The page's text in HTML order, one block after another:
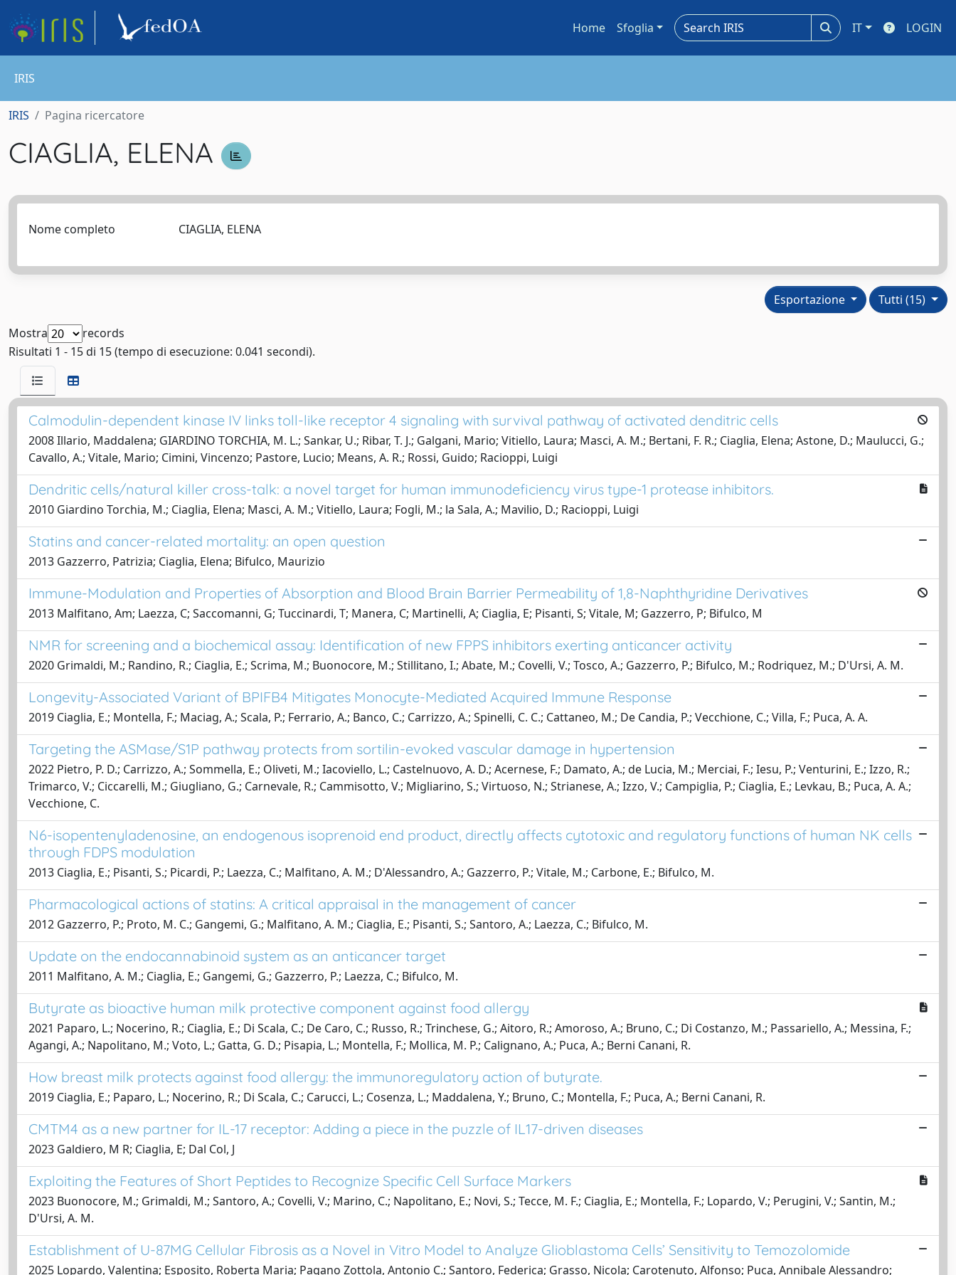
Home Sfoglia IT LOGIN
IRIS
IRIS Pagina ricercatore
CIAGLIA, ELENA
Nome completo CIAGLIA, ELENA
Tutti (15)
Esportazione
Mostra
records
Risultati 1 - 15 di 15 (tempo di esecuzione: 0.041 secondi).
Calmodulin-dependent kinase IV links toll-like receptor 4 signaling with survival pathway of activated denditric cells
2008 Illario, Maddalena; GIARDINO TORCHIA, M. L.; Sankar, U.; Ribar, T. J.; Galgani, Mario; Vitiello, Laura; Masci, A. M.; Bertani, F. R.; Ciaglia, Elena; Astone, D.; Maulucci, G.;
Cavallo, A.; Vitale, Mario; Cimini, Vincenzo; Pastore, Lucio; Means, A. R.; Rossi, Guido; Racioppi, Luigi
Dendritic cells/natural killer cross-talk: a novel target for human immunodeficiency virus type-1 protease inhibitors.
2010 Giardino Torchia, M.; Ciaglia, Elena; Masci, A. M.; Vitiello, Laura; Fogli, M.; la Sala, A.; Mavilio, D.; Racioppi, Luigi
Statins and cancer-related mortality: an open question
2013 Gazzerro, Patrizia; Ciaglia, Elena; Bifulco, Maurizio
Immune-Modulation and Properties of Absorption and Blood Brain Barrier Permeability of 1,8-Naphthyridine Derivatives
2013 Malfitano, Am; Laezza, C; Saccomanni, G; Tuccinardi, T; Manera, C; Martinelli, A; Ciaglia, E; Pisanti, S; Vitale, M; Gazzerro, P; Bifulco, M
NMR for screening and a biochemical assay: Identification of new FPPS inhibitors exerting anticancer activity
2020 Grimaldi, M.; Randino, R.; Ciaglia, E.; Scrima, M.; Buonocore, M.; Stillitano, I.; Abate, M.; Covelli, V.; Tosco, A.; Gazzerro, P.; Bifulco, M.; Rodriquez, M.; D'Ursi, A. M.
Longevity-Associated Variant of BPIFB4 Mitigates Monocyte-Mediated Acquired Immune Response
2019 Ciaglia, E.; Montella, F.; Maciag, A.; Scala, P.; Ferrario, A.; Banco, C.; Carrizzo, A.; Spinelli, C. C.; Cattaneo, M.; De Candia, P.; Vecchione, C.; Villa, F.; Puca, A. A.
Targeting the ASMase/S1P pathway protects from sortilin-evoked vascular damage in hypertension
2022 Pietro, P. D.; Carrizzo, A.; Sommella, E.; Oliveti, M.; Iacoviello, L.; Castelnuovo, A. D.; Acernese, F.; Damato, A.; de Lucia, M.; Merciai, F.; Iesu, P.; Venturini, E.; Izzo, R.;
Trimarco, V.; Ciccarelli, M.; Giugliano, G.; Carnevale, R.; Cammisotto, V.; Migliarino, S.; Virtuoso, N.; Strianese, A.; Izzo, V.; Campiglia, P.; Ciaglia, E.; Levkau, B.; Puca, A. A.;
Vecchione, C.
N6-isopentenyladenosine, an endogenous isoprenoid end product, directly affects cytotoxic and regulatory functions of human NK cells
through FDPS modulation
2013 Ciaglia, E.; Pisanti, S.; Picardi, P.; Laezza, C.; Malfitano, A. M.; D'Alessandro, A.; Gazzerro, P.; Vitale, M.; Carbone, E.; Bifulco, M.
Pharmacological actions of statins: A critical appraisal in the management of cancer
2012 Gazzerro, P.; Proto, M. C.; Gangemi, G.; Malfitano, A. M.; Ciaglia, E.; Pisanti, S.; Santoro, A.; Laezza, C.; Bifulco, M.
Update on the endocannabinoid system as an anticancer target
2011 Malfitano, A. M.; Ciaglia, E.; Gangemi, G.; Gazzerro, P.; Laezza, C.; Bifulco, M.
Butyrate as bioactive human milk protective component against food allergy
2021 Paparo, L.; Nocerino, R.; Ciaglia, E.; Di Scala, C.; De Caro, C.; Russo, R.; Trinchese, G.; Aitoro, R.; Amoroso, A.; Bruno, C.; Di Costanzo, M.; Passariello, A.; Messina, F.;
Agangi, A.; Napolitano, M.; Voto, L.; Gatta, G. D.; Pisapia, L.; Montella, F.; Mollica, M. P.; Calignano, A.; Puca, A.; Berni Canani, R.
How breast milk protects against food allergy: the immunoregulatory action of butyrate.
2019 Ciaglia, E.; Paparo, L.; Nocerino, R.; Di Scala, C.; Carucci, L.; Cosenza, L.; Maddalena, Y.; Bruno, C.; Montella, F.; Puca, A.; Berni Canani, R.
CMTM4 as a new partner for IL-17 receptor: Adding a piece in the puzzle of IL17-driven diseases
2023 Galdiero, M R; Ciaglia, E; Dal Col, J
Exploiting the Features of Short Peptides to Recognize Specific Cell Surface Markers
2023 Buonocore, M.; Grimaldi, M.; Santoro, A.; Covelli, V.; Marino, C.; Napolitano, E.; Novi, S.; Tecce, M. F.; Ciaglia, E.; Montella, F.; Lopardo, V.; Perugini, V.; Santin, M.;
D'Ursi, A. M.
Establishment of U-87MG Cellular Fibrosis as a Novel in Vitro Model to Analyze Glioblastoma Cells’ Sensitivity to Temozolomide
2025 Lopardo, Valentina; Esposito, Roberta Maria; Pagano Zottola, Antonio C.; Santoro, Federica; Grasso, Nicola; Carotenuto, Alfonso; Puca, Annibale Alessandro;